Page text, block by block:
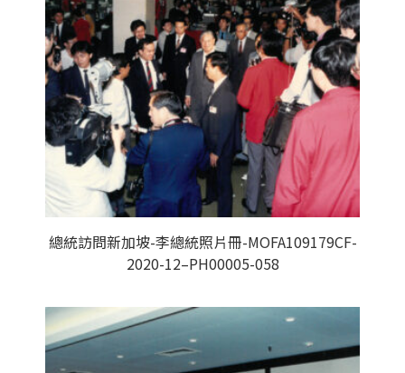
總統訪問新加坡-李總統照片冊-MOFA109179CF-
2020-12–PH00005-058